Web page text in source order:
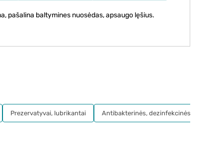
pašalina baltymines nuosėdas, apsaugo lęšius.
Prezervatyvai, lubrikantai Antibakterinės, dezinfekcinės priemonės